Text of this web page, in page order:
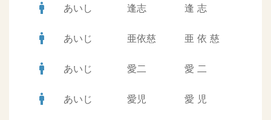
man あいし 逢志 逢 志
man あいじ 亜依慈 亜 依 慈
man あいじ 愛二 愛 二
man あいじ 愛児 愛 児